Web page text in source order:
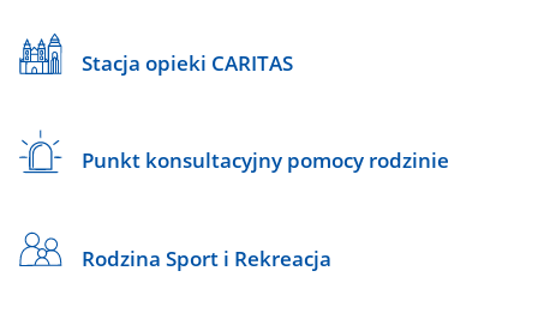
Stacja opieki CARITAS
Punkt konsultacyjny pomocy rodzinie
Rodzina Sport i Rekreacja